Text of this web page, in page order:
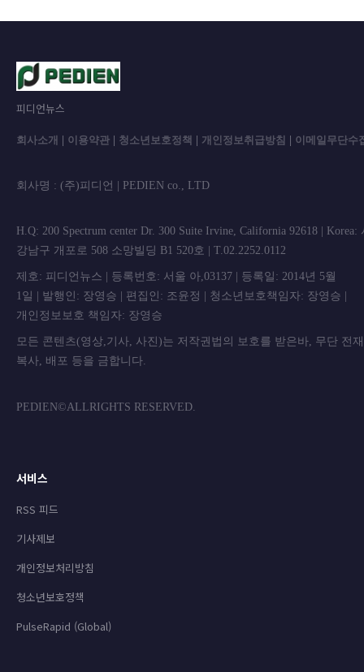
피디언뉴스
회사소개 | 이용약관 | 청소년보호정책 | 개인정보취급방침 | 이메일무단수
회사명 : (주)피디언 | PEDIEN co.,
H.Q: 200 Spectrum center Dr. 300 Suite Irvine, California 92618 | Korea:
강남구 개포로 508 소망빌딩 B1 520호 | T.02.2252.0112
제호: 피디언뉴스 | 등록번호: 서울 아,03137 | 등록일: 2014년 5월
1일 | 발행인: 장영승 | 편집인: 조윤정 | 청소년보호책임자: 장영승 |
개인정보보호 책임자: 장영승
모든 콘텐츠(영상,기사, 사진)는 저작권법의 보호를 받은바, 무단 전
복사, 배포 등을 금합니
PEDIEN©ALLRIGHTS RESERVED.
서비스
RSS 피드
기사제보
개인정보처리방침
청소년보호정책
PulseRapid (Global)